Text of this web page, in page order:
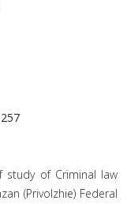
of Criminal law
(Privolzhie) Federal